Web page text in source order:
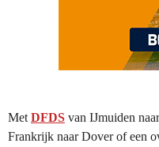
Met DFDS van IJmuiden
Frankrijk naar Dover of een